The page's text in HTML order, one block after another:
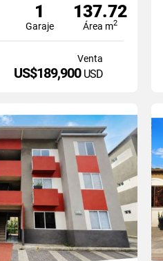
1
Garaje
137.72
Área m2
Venta
US$189,900 USD